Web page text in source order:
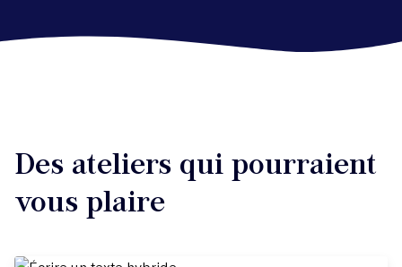
Des ateliers qui pourraient
vous plaire